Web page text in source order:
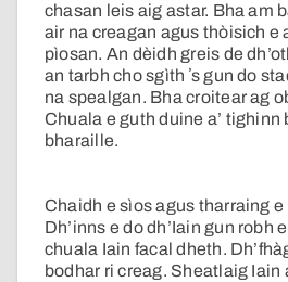
chasan leis aig astar. Bha am
air na creagan agus thòisich e
pìosan. An dèidh greis de
an tarbh cho sgìth ʼs gun do
na spealgan. Bha croitear ag
Chuala e guth duine a’ tighinn
bharaille.
Chaidh e sìos agus tharraing e
Dh’inns e do dh’Iain gun robh
chuala Iain facal dheth.
bodhar ri creag. Sheatlaig Iain